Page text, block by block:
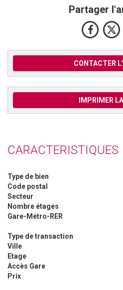
Partager
CONTACTER
IMPRIMER
CARACTERISTIQUES
Type de bien
Code postal
Secteur
Nombre étages
Gare-Métro-RER
Type de transaction
Ville
Etage
Accès Gare
Prix